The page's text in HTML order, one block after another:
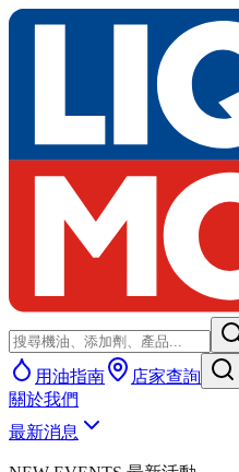
用油指南
店家查詢
關於我們
最新消息